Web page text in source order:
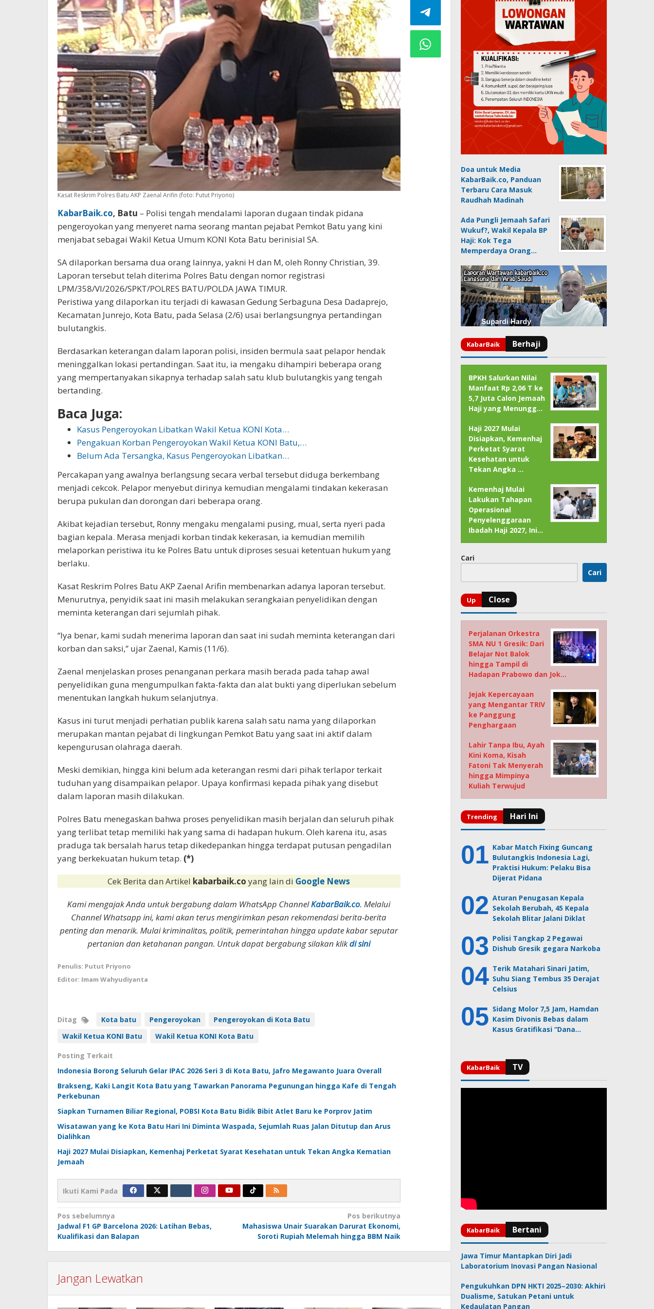
Kasat Reskrim Polres Batu AKP Zaenal Arifin (foto: Putut Priyono)
KabarBaik.co, Batu – Polisi tengah mendalami laporan dugaan tindak pidana
pengeroyokan yang menyeret nama seorang mantan pejabat Pemkot Batu yang kini
menjabat sebagai Wakil Ketua Umum KONI Kota Batu berinisial SA.
SA dilaporkan bersama dua orang lainnya, yakni H dan M, oleh Ronny Christian, 39.
Laporan tersebut telah diterima Polres Batu dengan nomor registrasi
LPM/358/VI/2026/SPKT/POLRES BATU/POLDA JAWA TIMUR.
Peristiwa yang dilaporkan itu terjadi di kawasan Gedung Serbaguna Desa Dadaprejo,
Kecamatan Junrejo, Kota Batu, pada Selasa (2/6) usai berlangsungnya pertandingan
bulutangkis.
Berdasarkan keterangan dalam laporan polisi, insiden bermula saat pelapor hendak
meninggalkan lokasi pertandingan. Saat itu, ia mengaku dihampiri beberapa orang
yang mempertanyakan sikapnya terhadap salah satu klub bulutangkis yang tengah
bertanding.
Baca Juga:
Kasus Pengeroyokan Libatkan Wakil Ketua KONI Kota…
Pengakuan Korban Pengeroyokan Wakil Ketua KONI Batu,…
Belum Ada Tersangka, Kasus Pengeroyokan Libatkan…
Percakapan yang awalnya berlangsung secara verbal tersebut diduga berkembang
menjadi cekcok. Pelapor menyebut dirinya kemudian mengalami tindakan kekerasan
berupa pukulan dan dorongan dari beberapa orang.
Akibat kejadian tersebut, Ronny mengaku mengalami pusing, mual, serta nyeri pada
bagian kepala. Merasa menjadi korban tindak kekerasan, ia kemudian memilih
melaporkan peristiwa itu ke Polres Batu untuk diproses sesuai ketentuan hukum yang
berlaku.
Kasat Reskrim Polres Batu AKP Zaenal Arifin membenarkan adanya laporan tersebut.
Menurutnya, penyidik saat ini masih melakukan serangkaian penyelidikan dengan
meminta keterangan dari sejumlah pihak.
“Iya benar, kami sudah menerima laporan dan saat ini sudah meminta keterangan dari
korban dan saksi,” ujar Zaenal, Kamis (11/6).
Zaenal menjelaskan proses penanganan perkara masih berada pada tahap awal
penyelidikan guna mengumpulkan fakta-fakta dan alat bukti yang diperlukan sebelum
menentukan langkah hukum selanjutnya.
Kasus ini turut menjadi perhatian publik karena salah satu nama yang dilaporkan
merupakan mantan pejabat di lingkungan Pemkot Batu yang saat ini aktif dalam
kepengurusan olahraga daerah.
Meski demikian, hingga kini belum ada keterangan resmi dari pihak terlapor terkait
tuduhan yang disampaikan pelapor. Upaya konfirmasi kepada pihak yang disebut
dalam laporan masih dilakukan.
Polres Batu menegaskan bahwa proses penyelidikan masih berjalan dan seluruh pihak
yang terlibat tetap memiliki hak yang sama di hadapan hukum. Oleh karena itu, asas
praduga tak bersalah harus tetap dikedepankan hingga terdapat putusan pengadilan
yang berkekuatan hukum tetap. (*)
Cek Berita dan Artikel kabarbaik.coyang lain di Google News
Kami mengajak Anda untuk bergabung dalam WhatsApp ChannelKabarBaik.co. Melalui
Channel Whatsapp ini, kami akan terus mengirimkan pesan rekomendasi berita-berita
penting dan menarik. Mulai kriminalitas, politik, pemerintahan hingga update kabar seputar
pertanian dan ketahanan pangan. Untuk dapat bergabung silakan klikdi sini
Penulis: Putut Priyono
Editor: Imam Wahyudiyanta
Ditag Kota batu Pengeroyokan
Pengeroyokan di Kota Batu
Wakil Ketua KONI Batu
Wakil Ketua KONI Kota Batu
Posting Terkait
Indonesia Borong Seluruh Gelar IPAC 2026 Seri 3 di Kota Batu, Jafro Megawanto Juara Overall
Brakseng, Kaki Langit Kota Batu yang Tawarkan Panorama Pegunungan hingga Kafe di Tengah
Perkebunan
Siapkan Turnamen Biliar Regional, POBSI Kota Batu Bidik Bibit Atlet Baru ke Porprov Jatim
Wisatawan yang ke Kota Batu Hari Ini Diminta Waspada, Sejumlah Ruas Jalan Ditutup dan Arus
Dialihkan
Haji 2027 Mulai Disiapkan, Kemenhaj Perketat Syarat Kesehatan untuk Tekan Angka Kematian
Jemaah
Ikuti Kami Pada
Navigasi
pos
Pos sebelumnya
Jadwal F1 GP Barcelona 2026: Latihan Bebas,
Kualifikasi dan Balapan
Pos berikutnya
Mahasiswa Unair Suarakan Darurat Ekonomi,
Soroti Rupiah Melemah hingga BBM Naik
Jangan Lewatkan
Doa untuk Media
KabarBaik.co, Panduan
Terbaru Cara Masuk
Raudhah Madinah
Ada Pungli Jemaah Safari
Wukuf?, Wakil Kepala BP
Haji: Kok Tega
Memperdaya Orang…
BPKH Salurkan Nilai
Manfaat Rp 2,06 T ke
5,7 Juta Calon Jemaah
Haji yang Menungg…
Haji 2027 Mulai
Disiapkan, Kemenhaj
Perketat Syarat
Kesehatan untuk
Tekan Angka …
Kemenhaj Mulai
Lakukan Tahapan
Operasional
Penyelenggaraan
Ibadah Haji 2027, Ini…
Cari
Cari
Perjalanan Orkestra
SMA NU 1 Gresik: Dari
Belajar Not Balok
hingga Tampil di
Hadapan Prabowo dan Jok…
Jejak Kepercayaan
yang Mengantar TRIV
ke Panggung
Penghargaan
Lahir Tanpa Ibu, Ayah
Kini Koma, Kisah
Fatoni Tak Menyerah
hingga Mimpinya
Kuliah Terwujud
Kabar Match Fixing Guncang
Bulutangkis Indonesia Lagi,
Praktisi Hukum: Pelaku Bisa
Dijerat Pidana
Aturan Penugasan Kepala
Sekolah Berubah, 45 Kepala
Sekolah Blitar Jalani Diklat
Polisi Tangkap 2 Pegawai
Dishub Gresik gegara Narkoba
Terik Matahari Sinari Jatim,
Suhu Siang Tembus 35 Derajat
Celsius
Sidang Molor 7,5 Jam, Hamdan
Kasim Divonis Bebas dalam
Kasus Gratifikasi “Dana…
Jawa Timur Mantapkan Diri Jadi
Laboratorium Inovasi Pangan Nasional
Pengukuhkan DPN HKTI 2025–2030: Akhiri
Dualisme, Satukan Petani untuk
Kedaulatan Pangan